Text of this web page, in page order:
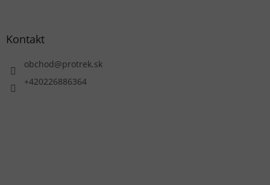
Kontakt
obchod@protrek.sk
+420226886364